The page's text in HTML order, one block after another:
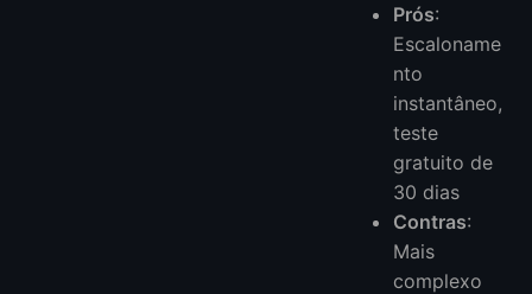
Prós:
Escaloname
nto
instantâneo,
teste
gratuito de
30 dias
Contras:
Mais
complexo